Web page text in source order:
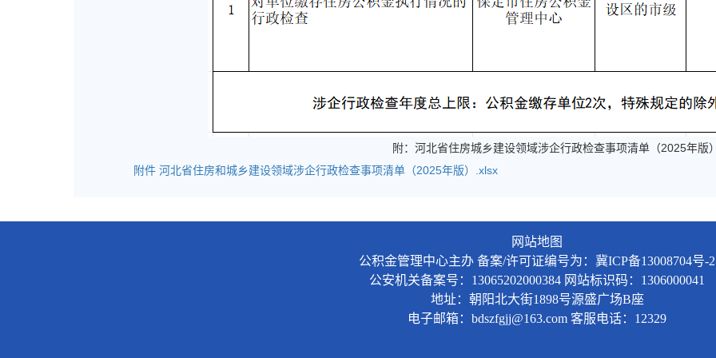
附：河北省住房城乡建设领域涉企行政检查事项清单（2025年版
附件 河北省住房和城乡建设领域涉企行政检查事项清单（2025年版）.xlsx
网站地图
公积金管理中心主办 备案/许可证编号为：冀ICP备13008704号-2
公安机关备案号：13065202000384 网站标识码：1306000041
地址：朝阳北大街1898号源盛广场B座
电子邮箱：bdszfgjj@163.com 客服电话：12329